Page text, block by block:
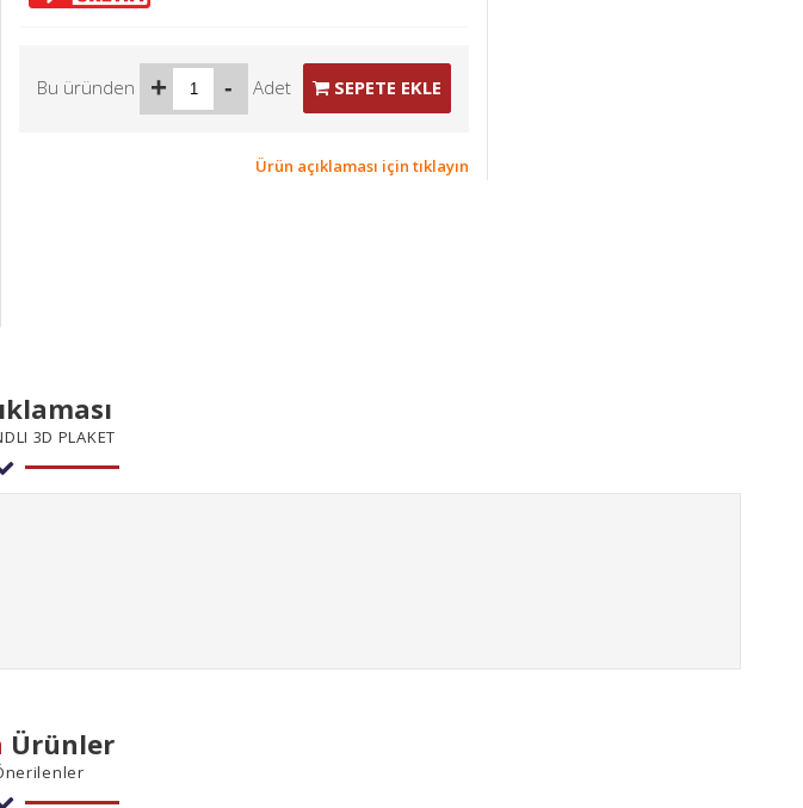
Bu üründen + - Adet SEPETE EKLE
Ürün açıklaması için tıklayın
3D PLAKET
Ürünler